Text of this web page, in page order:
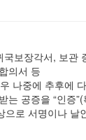
보장각서, 보관
의서 등
나중에 추후에
공증을 “인증
로 서명이나 날